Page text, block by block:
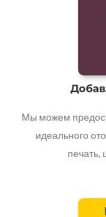
Мы можем
идеального
печать,